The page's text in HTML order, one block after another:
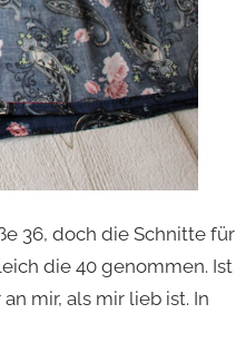
36, doch die Schnitte für
die 40 genommen. Ist
mir, als mir lieb ist. In